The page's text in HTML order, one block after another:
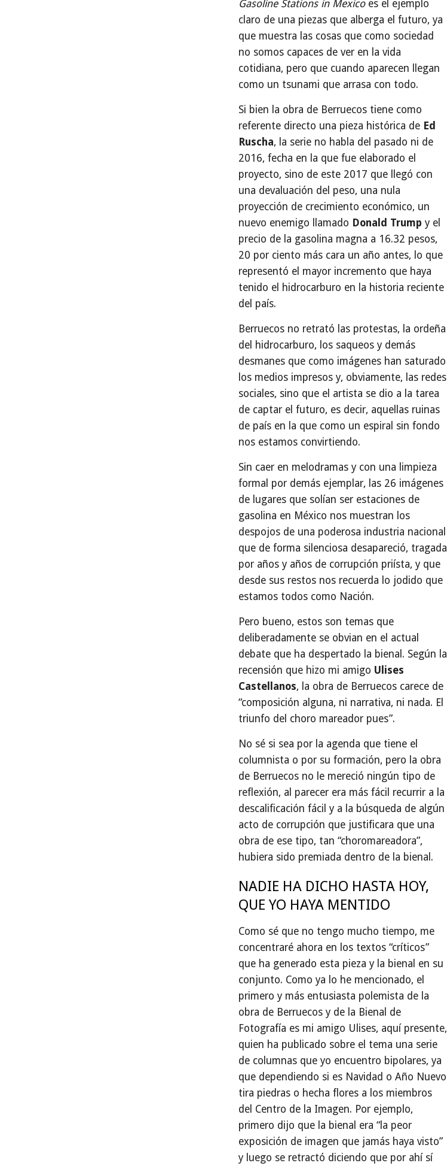
Gasoline Stations in Mexicoes el ejemplo
claro de una piezas que alberga el futuro, ya
que muestra las cosas que como sociedad
no somos capaces de ver en la vida
cotidiana, pero que cuando aparecen llegan
como un tsunami que arrasa con todo.
Si bien la obra de Berruecos tiene como
referente directo una pieza histórica de Ed
Ruscha, la serie no habla del pasado ni de
2016, fecha en la que fue elaborado el
proyecto, sino de este 2017 que llegó con
una devaluación del peso, una nula
proyección de crecimiento económico, un
nuevo enemigo llamado Donald Trump y el
precio de la gasolina magna a 16.32 pesos,
20 por ciento más cara un año antes, lo que
representó el mayor incremento que haya
tenido el hidrocarburo en la historia reciente
del país.
Berruecos no retrató las protestas, la ordeña
del hidrocarburo, los saqueos y demás
desmanes que como imágenes han saturado
los medios impresos y, obviamente, las redes
sociales, sino que el artista se dio a la tarea
de captar el futuro, es decir, aquellas ruinas
de país en la que como un espiral sin fondo
nos estamos convirtiendo.
Sin caer en melodramas y con una limpieza
formal por demás ejemplar, las 26 imágenes
de lugares que solían ser estaciones de
gasolina en México nos muestran los
despojos de una poderosa industria nacional
que de forma silenciosa desapareció, tragada
por años y años de corrupción priísta, y que
desde sus restos nos recuerda lo jodido que
estamos todos como Nación.
Pero bueno, estos son temas que
deliberadamente se obvian en el actual
debate que ha despertado la bienal. Según la
recensión que hizo mi amigo Ulises
Castellanos, la obra de Berruecos carece de
“composición alguna, ni narrativa, ni nada. El
triunfo del choro mareador pues”.
No sé si sea por la agenda que tiene el
columnista o por su formación, pero la obra
de Berruecos no le mereció ningún tipo de
reflexión, al parecer era más fácil recurrir a la
descalificación fácil y a la búsqueda de algún
acto de corrupción que justificara que una
obra de ese tipo, tan “choromareadora”,
hubiera sido premiada dentro de la bienal.
NADIE HA DICHO HASTA HOY,
QUE YO HAYA MENTIDO
Como sé que no tengo mucho tiempo, me
concentraré ahora en los textos “críticos”
que ha generado esta pieza y la bienal en su
conjunto. Como ya lo he mencionado, el
primero y más entusiasta polemista de la
obra de Berruecos y de la Bienal de
Fotografía es mi amigo Ulises, aquí presente,
quien ha publicado sobre el tema una serie
de columnas que yo encuentro bipolares, ya
que dependiendo si es Navidad o Año Nuevo
tira piedras o hecha flores a los miembros
del Centro de la Imagen. Por ejemplo,
primero dijo que la bienal era “la peor
exposición de imagen que jamás haya visto”
y luego se retractó diciendo que por ahí sí